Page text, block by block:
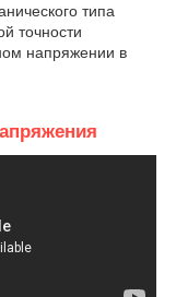
типа
точности
напряжении в